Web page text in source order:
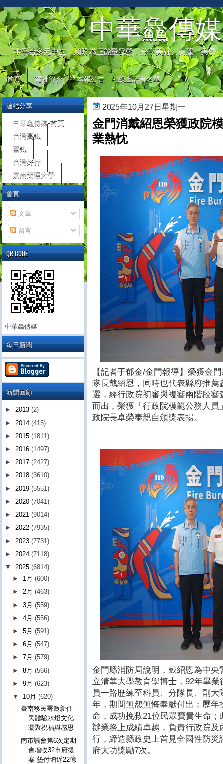
中華鱻傳媒
本平台多元中立，期盼為正能量發聲，分享美好、美麗、美學
首頁 報社簡介 本報公告 線上記者名單
2025年10月27日星期一
金門消戴紹恩榮獲政院
業熱忱
【記者于郁金/金門報導】榮獲金
隊長戴紹恩，同時也代表縣府推
選，經行政院初審與複審兩階段
而出，榮獲「行政院模範公務人員
政院長卓榮泰親自頒獎表揚。
金門縣消防局說明，戴紹恩為中
立清華大學教育學博士，92年畢
員一路歷練至科員、分隊長、副
年，期間無怨無悔奉獻付出；歷
命，成功挽救21位民眾寶貴生命
辦業務上成績卓越，負責行政院
行，締造縣政史上首見全國性防
府大功獎勵7次。
連結分享
中華鱻傳媒-首頁
台灣高鐵
臺鐵
台灣好行
嘉南藥理大學
首頁
文章
留言
QR CODE
中華鱻傳媒
每日新聞
新聞回顧
► 2013 (2)
► 2014 (415)
► 2015 (1811)
► 2016 (1497)
► 2017 (2427)
► 2018 (3610)
► 2019 (5551)
► 2020 (7041)
► 2021 (9014)
► 2022 (7935)
► 2023 (7731)
► 2024 (7118)
▼ 2025 (6814)
► 1月(600)
►2月(463)
►3月(559)
►4月(556)
►5月(591)
►6月(547)
►7月(579)
►8月(566)
►9月(623)
▼ 10月(620)
臺南移民署邀新住
民體驗水燈文化
凝聚祝福與感恩
南市議會第6次定期
會增收32市府提
案 墊付增近22億